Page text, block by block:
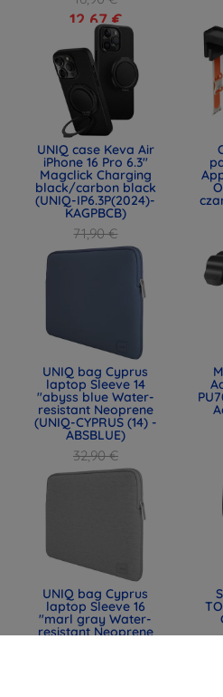
12,67 €
UNIQ case Keva Air
iPhone 16 Pro 6.3"
Magclick Charging
black/carbon black
(UNIQ-IP6.3P(2024)-
KAGPBCB)
71,90 €
53,93 €
UNIQ bag Cyprus
laptop Sleeve 14
"abyss blue Water-
resistant Neoprene
(UNIQ-CYPRUS (14) -
ABSBLUE)
32,90 €
24,68 €
UNIQ bag Cyprus
laptop Sleeve 16
"marl gray Water-
resistant Neoprene